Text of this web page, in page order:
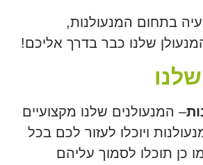
בתחום המנעולנות,
שלנו כבר בדרך אליכם!
– המנעולנים שלנו מקצועיים
ויוכלו לעזור לכם בכל
כן תוכלו לסמוך עליהם